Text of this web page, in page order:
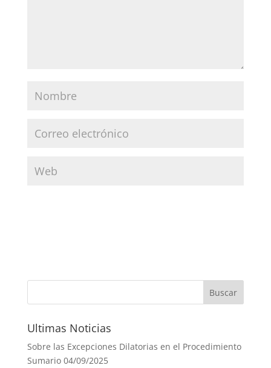
Ultimas Noticias
Sobre las Excepciones Dilatorias en el Procedimiento
Sumario 04/09/2025